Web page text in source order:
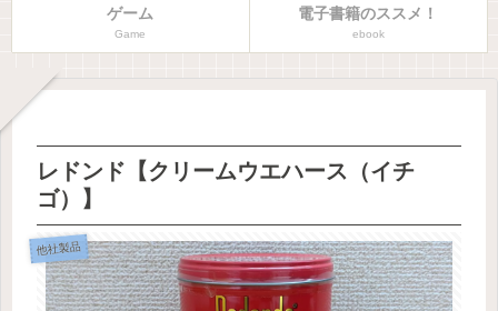
ゲーム
Game
電子書籍のススメ！
ebook
レドンド【クリームウエハース（イチ
ゴ）】
他社製品